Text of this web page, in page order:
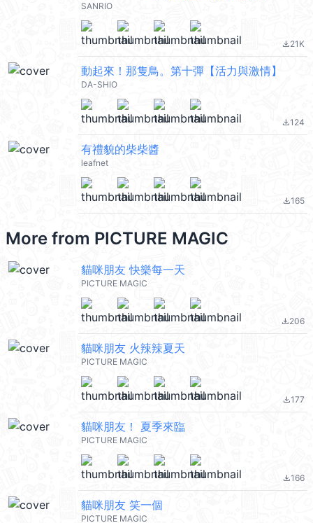
SANRIO
file_download21K
動起來！那隻鳥。第十彈【活力與激情】
DA-SHIO
file_download124
有禮貌的柴柴醬
leafnet
file_download165
More from PICTURE MAGIC
貓咪朋友 快樂每一天
PICTURE MAGIC
file_download206
貓咪朋友 火辣辣夏天
PICTURE MAGIC
file_download177
貓咪朋友！ 夏季來臨
PICTURE MAGIC
file_download166
貓咪朋友 笑一個
PICTURE MAGIC